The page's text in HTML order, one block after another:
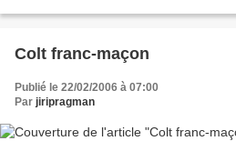
Colt franc-maçon
Publié le 22/02/2006 à 07:00
Par jiripragman